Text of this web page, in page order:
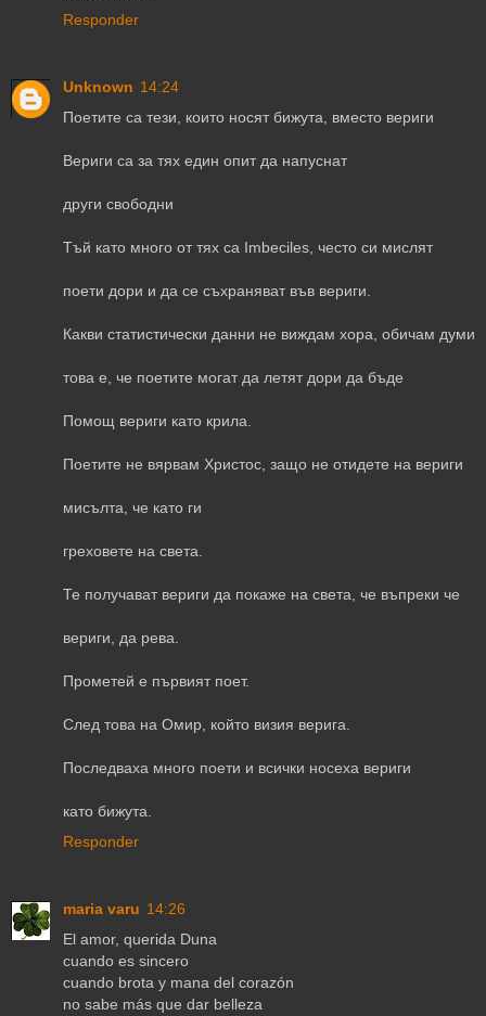
Responder
Unknown 14:24
Поетите са тези, които носят бижута, вместо вериги
Вериги са за тях един опит да напуснат
други свободни
Тъй като много от тях са Imbeciles, често си мислят
поети дори и да се съхраняват във вериги.
Какви статистически данни не виждам хора, обичам думи
това е, че поетите могат да летят дори да бъде
Помощ вериги като крила.
Поетите не вярвам Христос, защо не отидете на вериги
мисълта, че като ги
греховете на света.
Те получават вериги да покаже на света, че въпреки че
вериги, да рева.
Прометей е първият поет.
След това на Омир, който визия верига.
Последваха много поети и всички носеха вериги
като бижута.
Responder
maria varu 14:26
El amor, querida Duna
cuando es sincero
cuando brota y mana del corazón
no sabe más que dar belleza